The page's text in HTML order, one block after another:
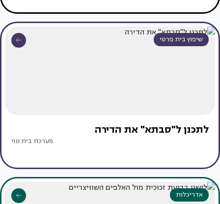
שיפוץ בית פרטי
לתכנן ל"סבתא" את הדירה
מערכת בית ונוי
אדריכלות